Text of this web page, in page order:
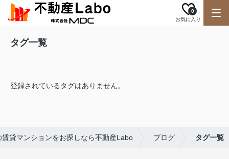
お気に入り
0
タグ一覧
登録されているタグはありません。
賃貸マンションをお探しなら不動産Labo ブログ タグ一覧